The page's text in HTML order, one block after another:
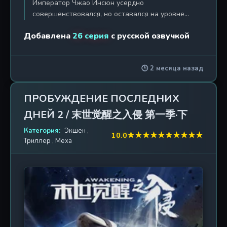
Император Чжао Инсюн усердно
совершенствовался, но оставался на уровне
сквозь пустоту. Внезапно заработала
89 раз шлёпнуть по ягодицам Чжан Саня,
избранного, унизившего его 80 000 лет назад.
уровень, «Первородный Дао Рифма». Чжао Инсюн
вернулся в секту Цинъюнь и обнаружил там Чжан
амнезией основателя секты. Секта приходила в
упадок, осталось всего три ученицы, и она
уничтожения Секты Кровожадных и выполнения
задания Чжан Сан перешёл на стадию Золотого
Ядра, а Чжао Инсюн сам получил Рифму
Первородного Дао. Система продолжала
создавать проблемы: охотилась на живых
Добавлена 26 серия с русской озвучкой
🕒 2 месяца назад
ПРОБУЖДЕНИЕ ПОСЛЕДНИХ
ДНЕЙ 2 / 末世觉醒之入侵 第一季·下
Категория: Экшен ,
Триллер , Меха
10.0★★★★★★★★★★